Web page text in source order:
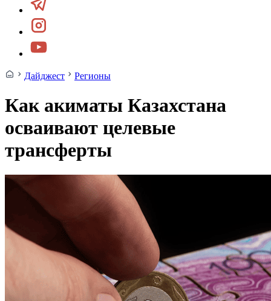
Дайджест Регионы
Как акиматы Казахстана
осваивают целевые
трансферты